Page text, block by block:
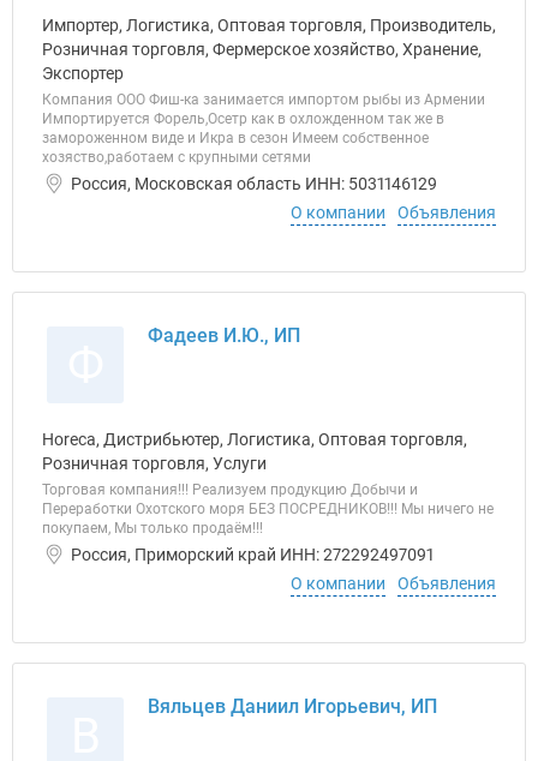
Импортер, Логистика, Оптовая торговля, Производитель,
Розничная торговля, Фермерское хозяйство, Хранение,
Экспортер
Компания ООО Фиш-ка занимается импортом рыбы из Армении
Импортируется Форель,Осетр как в охложденном так же в
замороженном виде и Икра в сезон Имеем собственное
хозяство,работаем с крупными сетями
Россия, Московская область ИНН: 5031146129
О компании
Объявления
Фадеев И.Ю., ИП
Horeca, Дистрибьютер, Логистика, Оптовая торговля,
Розничная торговля, Услуги
Торговая компания!!! Реализуем продукцию Добычи и
Переработки Охотского моря БЕЗ ПОСРЕДНИКОВ!!! Мы ничего не
покупаем, Мы только продаём!!!
Россия, Приморский край ИНН: 272292497091
О компании
Объявления
Вяльцев Даниил Игорьевич, ИП